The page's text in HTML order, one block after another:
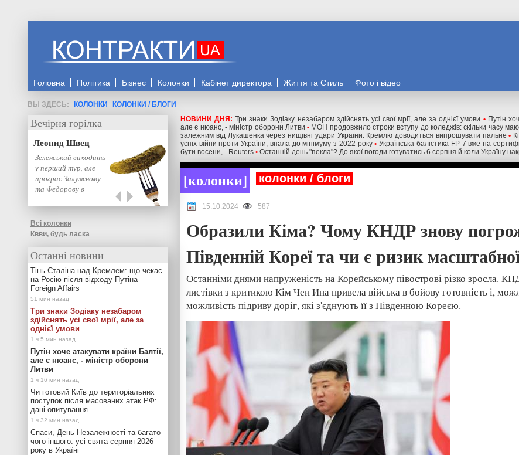
Головна Політика Бізнес Колонки Кабінет директора Життя та Стиль Фото і відео
КОЛОНКИ
КОЛОНКИ / БЛОГИ
НОВИНИ ДНЯ:Три знаки Зодіаку незабаром здійснять усі свої мрії, але за однієї умови • Путін
але є нюанс, - міністр оборони Литви • МОН продовжило строки вступу до коледжів: скільки часу
залежним від Лукашенка через нищівні удари України: Кремлю доводиться випрошувати пальне •
успіх війни проти України, впала до мінімуму з 2022 року • Українська балістика FP-7 вже на
бути восени, - Reuters • Останній день "пекла"? До якої погоди готуватись 6 серпня й коли Україну
колонки колонки / блоги
15.10.2024 587
Образили Кіма? Чому КНДР знову
Південній Кореї та чи є ризик
Останніми днями напруженість на Корейському півострові різко зросла.
листівки з критикою Кім Чен Ина привела війська в бойову готовність і,
можливість підриву доріг, які з'єднують її з Південною Кореєю.
Вечірня горілка
Леонид Швец
Зеленський виходить
у перший тур, але
програє Залужному
та Федорову в
Всі колонки
Квви, будь ласка
Останні новини
Тінь Сталіна над Кремлем: що чекає
на Росію після відходу Путіна —
Foreign Affairs
Три знаки Зодіаку незабаром
здійснять усі свої мрії, але за
однієї умови
Путін хоче атакувати країни Балтії,
але є нюанс, - міністр оборони
Литви
Чи готовий Київ до територіальних
поступок після масованих атак РФ:
дані опитування
Спаси, День Незалежності та багато
чого іншого: усі свята серпня 2026
року в Україні